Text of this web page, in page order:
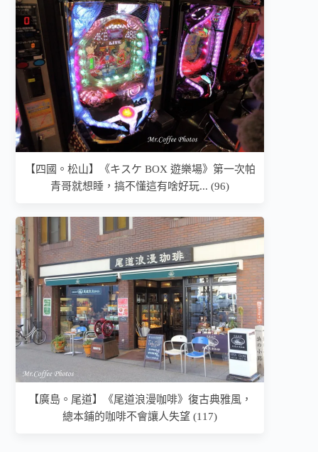
【四國。松山】《キスケ BOX 遊樂場》第一次帕
青哥就想睡，搞不懂這有啥好玩... (96)
【廣島。尾道】《尾道浪漫咖啡》復古典雅風，
總本鋪的咖啡不會讓人失望 (117)